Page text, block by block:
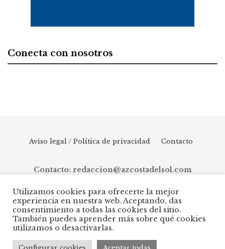
Conecta con nosotros
Aviso legal / Política de privacidad Contacto
Contacto: redaccion@azcostadelsol.com
© 2025 AZ Costa del Sol - Diario digital de Málaga capital hasta
Manilva, pasando por Torremolinos, Benalmádena, Fuengirola,
Mijas, Ojén, Marbella, Istán, Benahavís, Estepona y Casares.
Utilizamos cookies para ofrecerte la mejor
experiencia en nuestra web. Aceptando, das
consentimiento a todas las cookies del sitio.
También puedes aprender más sobre qué cookies
utilizamos o desactivarlas.